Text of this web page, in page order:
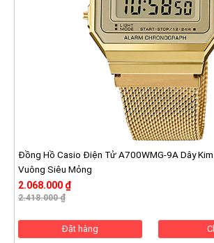
Đồng Hồ Casio Điện Tử A700WMG-9A Dây
Vuông Siêu Mỏng
2.068.000 ₫
2.418.000 ₫
Đặt hàng